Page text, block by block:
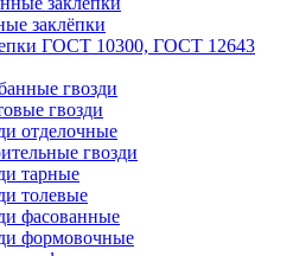
заклёпки
ГОСТ 10300, ГОСТ 12643
гвозди
гвозди
отделочные
гвозди
тарные
толевые
фасованные
формовочные